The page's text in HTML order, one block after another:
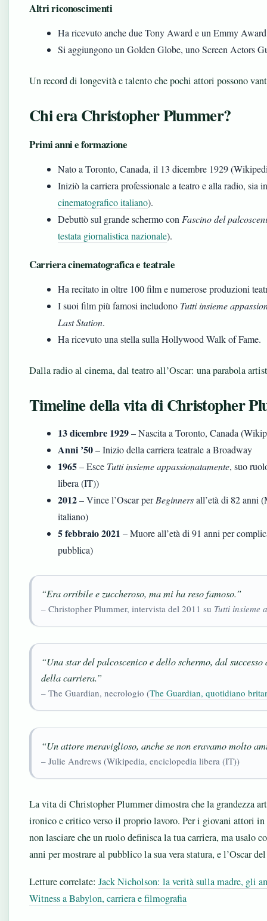
Altri riconoscimenti
Ha ricevuto anche due Tony Award e un Emmy
Si aggiungono un Golden Globe, uno Screen Actors
Un record di longevità e talento che pochi attori possono
Chi era Christopher Plummer?
Primi anni e formazione
Nato a Toronto, Canada, il 13 dicembre 1929
Iniziò la carriera professionale a teatro e alla radio, sia
cinematografico italiano).
Debuttò sul grande schermo con Fascino del
testata giornalistica nazionale).
Carriera cinematografica e teatrale
Ha recitato in oltre 100 film e numerose produzioni
I suoi film più famosi includono Tutti insieme
Last Station.
Ha ricevuto una stella sulla Hollywood Walk of Fame.
Dalla radio al cinema, dal teatro all’Oscar: una parabola
Timeline della vita di Christopher
13 dicembre 1929– Nascita a Toronto, Canada
Anni ’50– Inizio della carriera teatrale a Broadway
1965– Esce Tutti insieme appassionatamente, suo
libera (IT))
2012– Vince l’Oscar perBeginnersall’età di 82 anni
italiano)
5 febbraio 2021 – Muore all’età di 91 anni per
pubblica)
“Era orribile e zuccheroso, ma mi ha reso famoso.”
– Christopher Plummer, intervista del 2011 su Tutti insieme
“Una star del palcoscenico e dello schermo, dal
della carriera.”
– The Guardian, necrologio (The Guardian, quotidiano
“Un attore meraviglioso, anche se non eravamo molto
– Julie Andrews (Wikipedia, enciclopedia libera (IT))
La vita di Christopher Plummer dimostra che la grandezza
ironico e critico verso il proprio lavoro. Per i giovani attori
non lasciare che un ruolo definisca la tua carriera, ma usalo
anni per mostrare al pubblico la sua vera statura, e l’Oscar
Letture correlate: Jack Nicholson: la verità sulla madre, gli
Witness a Babylon, carriera e filmografia